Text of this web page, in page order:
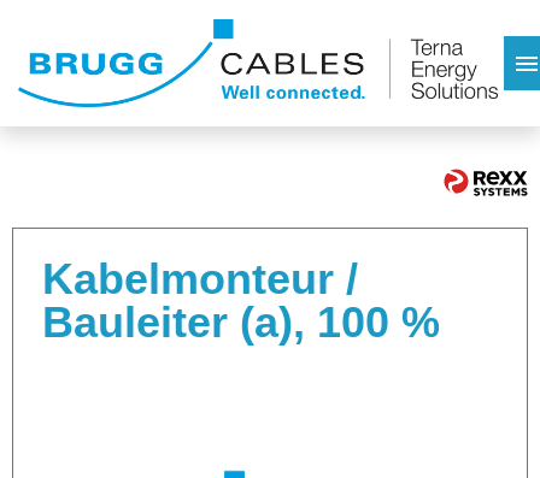
Kabelmonteur /
Bauleiter (a), 100 %